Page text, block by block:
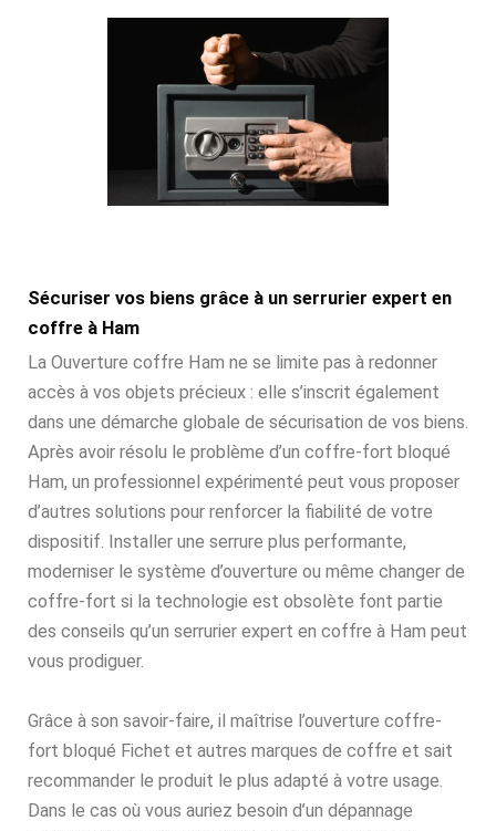
Sécuriser vos biens grâce à un serrurier expert en
coffre à Ham
La Ouverture coffre Ham ne se limite pas à redonner
accès à vos objets précieux : elle s’inscrit également
dans une démarche globale de sécurisation de vos biens.
Après avoir résolu le problème d’un coffre-fort bloqué
Ham, un professionnel expérimenté peut vous proposer
d’autres solutions pour renforcer la fiabilité de votre
dispositif. Installer une serrure plus performante,
moderniser le système d’ouverture ou même changer de
coffre-fort si la technologie est obsolète font partie
des conseils qu’un serrurier expert en coffre à Ham peut
vous prodiguer.
Grâce à son savoir-faire, il maîtrise l’ouverture coffre-
fort bloqué Fichet et autres marques de coffre et sait
recommander le produit le plus adapté à votre usage.
Dans le cas où vous auriez besoin d’un dépannage